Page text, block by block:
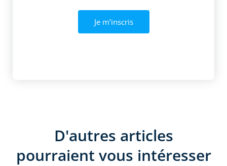
Je m’inscris
D'autres articles
pourraient vous intéresser